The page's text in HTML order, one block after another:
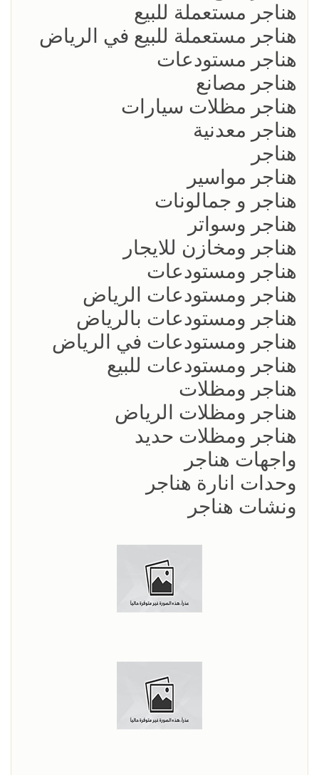
هناجر مستعملة للبيع
هناجر مستعملة للبيع في الرياض
هناجر مستودعات
هناجر مصانع
هناجر مظلات سيارات
هناجر معدنية
هناجر
هناجر مواسير
هناجر و جمالونات
هناجر وسواتر
هناجر ومخازن للايجار
هناجر ومستودعات
هناجر ومستودعات الرياض
هناجر ومستودعات بالرياض
هناجر ومستودعات في الرياض
هناجر ومستودعات للبيع
هناجر ومظلات
هناجر ومظلات الرياض
هناجر ومظلات حديد
واجهات هناجر
وحدات انارة هناجر
ونشات هناجر